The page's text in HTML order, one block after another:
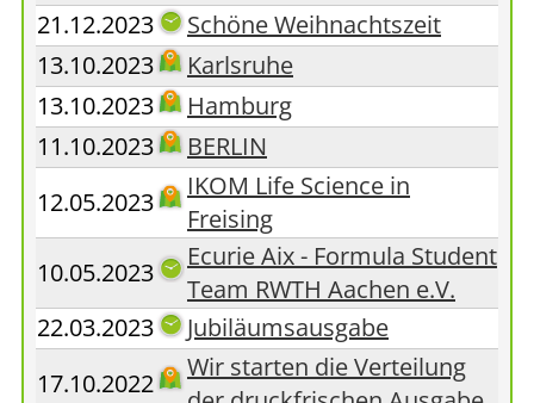
21.12.2023
Schöne Weihnachtszeit
13.10.2023
Karlsruhe
13.10.2023
Hamburg
11.10.2023
BERLIN
12.05.2023
IKOM Life Science in
Freising
10.05.2023
Ecurie Aix - Formula Student
Team RWTH Aachen e.V.
22.03.2023
Jubiläumsausgabe
17.10.2022
Wir starten die Verteilung